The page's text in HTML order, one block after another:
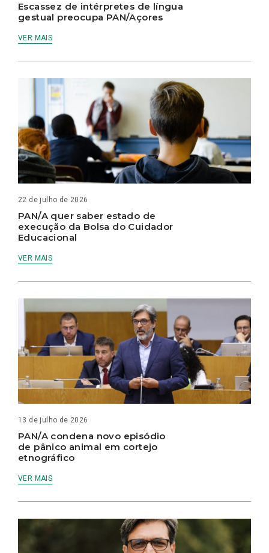
Escassez de intérpretes de língua
gestual preocupa PAN/Açores
VER MAIS
22 de julho de 2026
PAN/A quer saber estado de
execução da Bolsa do Cuidador
Educacional
VER MAIS
13 de julho de 2026
PAN/A condena novo episódio
de pânico animal em cortejo
etnográfico
VER MAIS